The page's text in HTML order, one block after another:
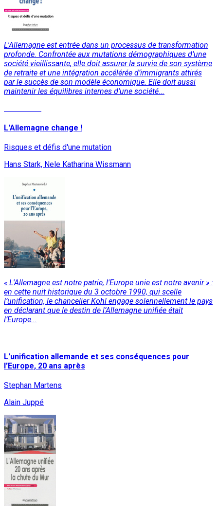
L'Allemagne est entrée dans un processus de transformation
profonde. Confrontée aux mutations démographiques d’une
société vieillissante, elle doit assurer la survie de son système
de retraite et une intégration accélérée d’immigrants attirés
par le succès de son modèle économique. Elle doit aussi
maintenir les équilibres internes d’une société...
L'Allemagne change !
Risques et défis d'une mutation
Hans Stark, Nele Katharina Wissmann
« L'Allemagne est notre patrie, l'Europe unie est notre avenir » :
en cette nuit historique du 3 octobre 1990, qui scelle
l’unification, le chancelier Kohl engage solennellement le pays
en déclarant que le destin de l’Allemagne unifiée était
l’Europe...
L'unification allemande et ses conséquences pour
l'Europe, 20 ans après
Stephan Martens
Alain Juppé